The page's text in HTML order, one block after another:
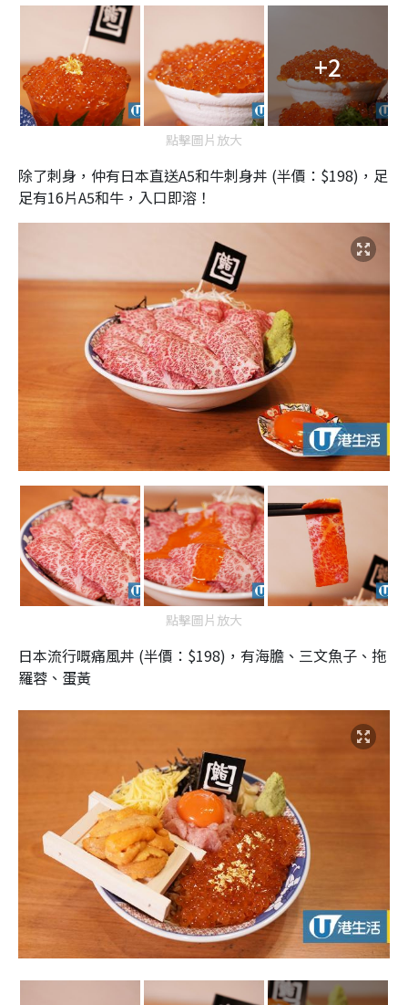
+2
點擊圖片放大
除了刺身，仲有日本直送A5和牛刺身丼 (半價：$198)，足
足有16片A5和牛，入口即溶！
點擊圖片放大
日本流行嘅痛風丼 (半價：$198)，有海膽、三文魚子、拖
羅蓉、蛋黃